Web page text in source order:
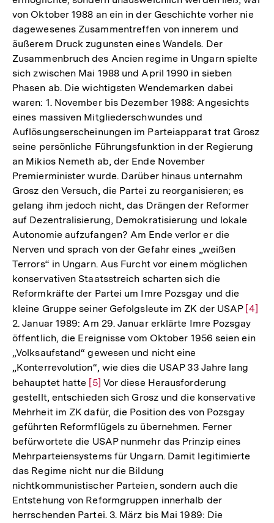
von Oktober 1988 an ein in der Geschichte vorher nie
dagewesenes Zusammentreffen von innerem und
äußerem Druck zugunsten eines Wandels. Der
Zusammenbruch des Ancien regime in Ungarn spielte
sich zwischen Mai 1988 und April 1990 in sieben
Phasen ab. Die wichtigsten Wendemarken dabei
waren: 1. November bis Dezember 1988: Angesichts
eines massiven Mitgliederschwundes und
Auflösungserscheinungen im Parteiapparat trat Grosz
seine persönliche Führungsfunktion in der Regierung
an Mikios Nemeth ab, der Ende November
Premierminister wurde. Darüber hinaus unternahm
Grosz den Versuch, die Partei zu reorganisieren; es
gelang ihm jedoch nicht, das Drängen der Reformer
auf Dezentralisierung, Demokratisierung und lokale
Autonomie aufzufangen? Am Ende verlor er die
Nerven und sprach von der Gefahr eines „weißen
Terrors“ in Ungarn. Aus Furcht vor einem möglichen
konservativen Staatsstreich scharten sich die
Reformkräfte der Partei um Imre Pozsgay und die
kleine Gruppe seiner Gefolgsleute im ZK der USAP Zur
der
[4]
2. Januar 1989: Am 29. Januar erklärte Imre Pozsgay
öffentlich, die Ereignisse vom Oktober 1956 seien ein
„Volksaufstand“ gewesen und nicht eine
„Konterrevolution“, wie dies die USAP 33 Jahre lang
behauptet hatte Zur
Auflösung
der
Fußnote
[5] Vor diese Herausforderung
gestellt, entschieden sich Grosz und die konservative
Mehrheit im ZK dafür, die Position des von Pozsgay
geführten Reformflügels zu übernehmen. Ferner
befürwortete die USAP nunmehr das Prinzip eines
Mehrparteiensystems für Ungarn. Damit legitimierte
das Regime nicht nur die Bildung
nichtkommunistischer Parteien, sondern auch die
Entstehung von Reformgruppen innerhalb der
herrschenden Partei. 3. März bis Mai 1989: Die